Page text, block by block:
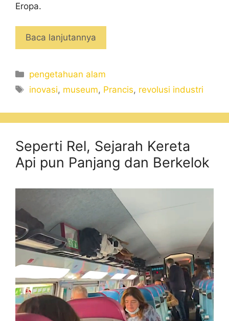
Eropa.
Baca lanjutannya
Categories
pengetahuan alam
Tags
inovasi, museum, Prancis, revolusi industri
Seperti Rel, Sejarah Kereta
Api pun Panjang dan Berkelok